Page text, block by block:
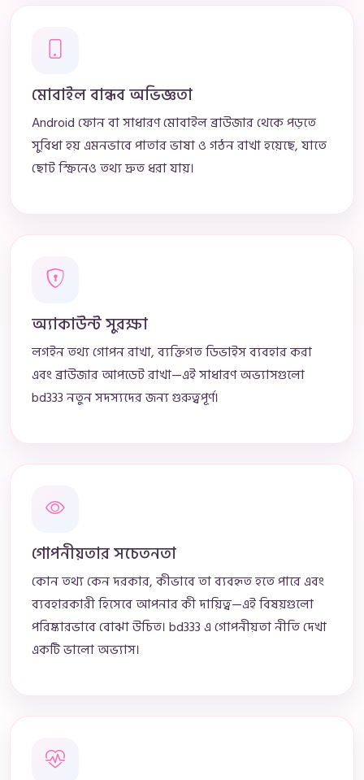
মোবাইল বান্ধব অভিজ্ঞতা
Android ফোন বা সাধারণ মোবাইল ব্রাউজার থেকে পড়তে
সুবিধা হয় এমনভাবে পাতার ভাষা ও গঠন রাখা হয়েছে, যাতে
ছোট স্ক্রিনেও তথ্য দ্রুত ধরা যায়।
অ্যাকাউন্ট সুরক্ষা
লগইন তথ্য গোপন রাখা, ব্যক্তিগত ডিভাইস ব্যবহার করা
এবং ব্রাউজার আপডেট রাখা—এই সাধারণ অভ্যাসগুলো
bd333 নতুন সদস্যদের জন্য গুরুত্বপূর্ণ।
গোপনীয়তার সচেতনতা
কোন তথ্য কেন দরকার, কীভাবে তা ব্যবহৃত হতে পারে এবং
ব্যবহারকারী হিসেবে আপনার কী দায়িত্ব—এই বিষয়গুলো
পরিষ্কারভাবে বোঝা উচিত। bd333 এ গোপনীয়তা নীতি দেখা
একটি ভালো অভ্যাস।